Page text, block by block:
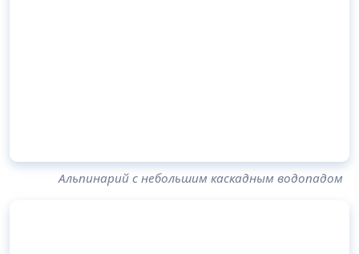
Альпинарий с небольшим каскадным водопадом